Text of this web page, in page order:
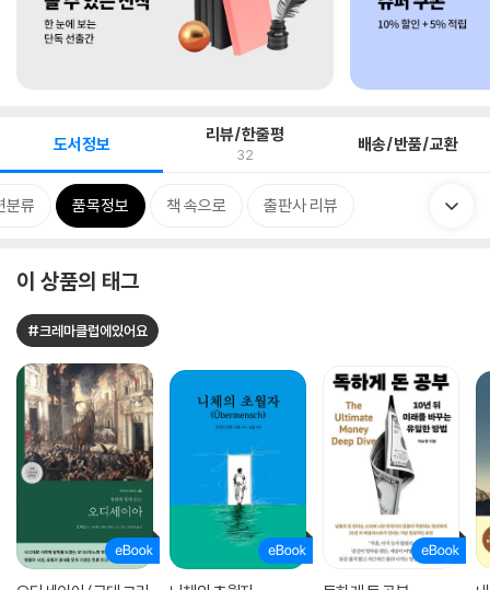
도서정보 리뷰/한줄평
32 배송/반품/교환
분류 품목정보 책 속으로 출판사 리뷰
이 상품의 태그
#크레마클럽에있어요